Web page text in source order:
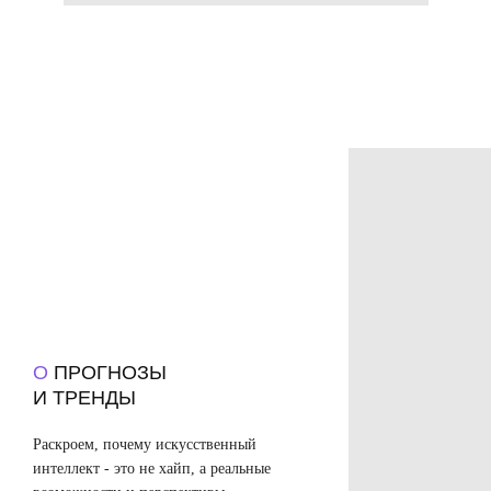
О ПРОГНОЗЫ
И ТРЕНДЫ
Раскроем, почему искусственный
интеллект - это не хайп, а реальные